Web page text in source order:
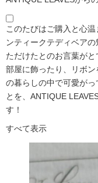
このたびはご購入と心
ンティークテディベア
ただけたとのお言葉が
部屋に飾ったり、リボ
の暮らしの中で可愛がっ
とを、ANTIQUE
す！
すべて表示